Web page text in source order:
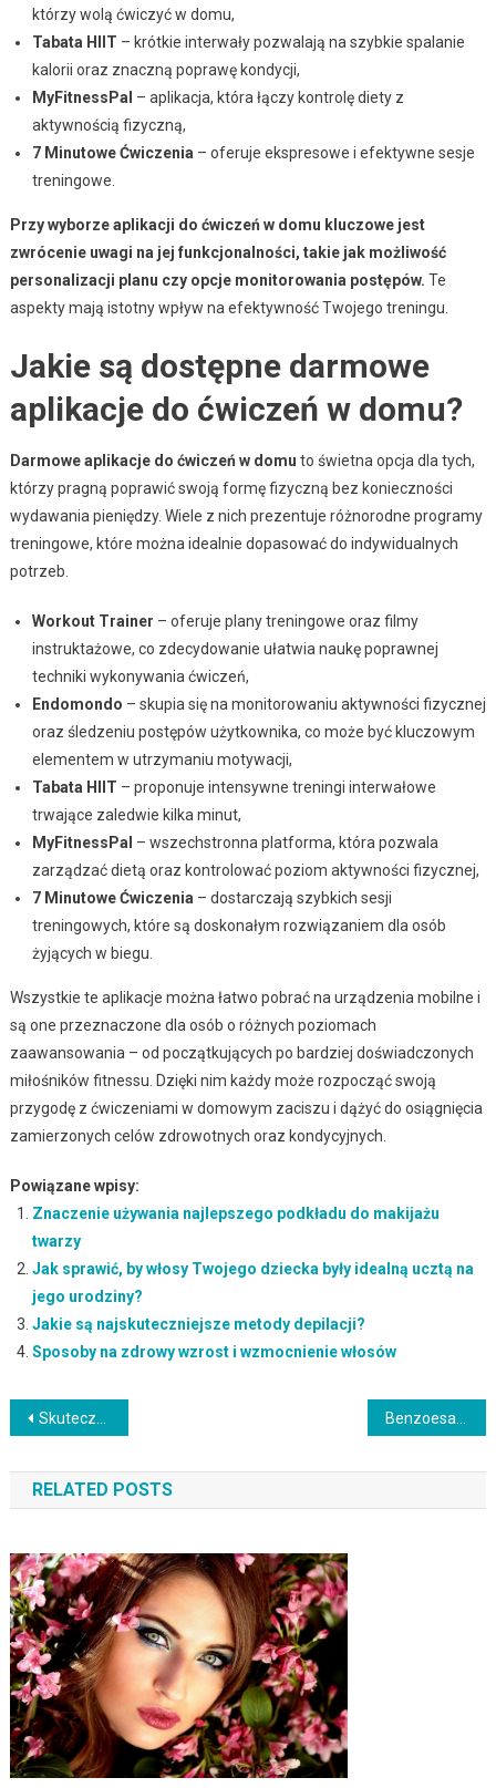
którzy wolą ćwiczyć w domu,
Tabata HIIT – krótkie interwały pozwalają na szybkie spalanie
kalorii oraz znaczną poprawę kondycji,
MyFitnessPal – aplikacja, która łączy kontrolę diety z
aktywnością fizyczną,
7 Minutowe Ćwiczenia – oferuje ekspresowe i efektywne sesje
treningowe.
Przy wyborze aplikacji do ćwiczeń w domu kluczowe jest
zwrócenie uwagi na jej funkcjonalności, takie jak możliwość
personalizacji planu czy opcje monitorowania postępów. Te
aspekty mają istotny wpływ na efektywność Twojego treningu.
Jakie są dostępne darmowe
aplikacje do ćwiczeń w domu?
Darmowe aplikacje do ćwiczeń w domu to świetna opcja dla tych,
którzy pragną poprawić swoją formę fizyczną bez konieczności
wydawania pieniędzy. Wiele z nich prezentuje różnorodne programy
treningowe, które można idealnie dopasować do indywidualnych
potrzeb.
Workout Trainer – oferuje plany treningowe oraz filmy
instruktażowe, co zdecydowanie ułatwia naukę poprawnej
techniki wykonywania ćwiczeń,
Endomondo – skupia się na monitorowaniu aktywności fizycznej
oraz śledzeniu postępów użytkownika, co może być kluczowym
elementem w utrzymaniu motywacji,
Tabata HIIT – proponuje intensywne treningi interwałowe
trwające zaledwie kilka minut,
MyFitnessPal – wszechstronna platforma, która pozwala
zarządzać dietą oraz kontrolować poziom aktywności fizycznej,
7 Minutowe Ćwiczenia – dostarczają szybkich sesji
treningowych, które są doskonałym rozwiązaniem dla osób
żyjących w biegu.
Wszystkie te aplikacje można łatwo pobrać na urządzenia mobilne i
są one przeznaczone dla osób o różnych poziomach
zaawansowania – od początkujących po bardziej doświadczonych
miłośników fitnessu. Dzięki nim każdy może rozpocząć swoją
przygodę z ćwiczeniami w domowym zaciszu i dążyć do osiągnięcia
zamierzonych celów zdrowotnych oraz kondycyjnych.
Powiązane wpisy:
Znaczenie używania najlepszego podkładu do makijażu
twarzy
Jak sprawić, by włosy Twojego dziecka były idealną ucztą na
jego urodziny?
Jakie są najskuteczniejsze metody depilacji?
Sposoby na zdrowy wzrost i wzmocnienie włosów
Nawigacja
wpisu
Skuteczne sposoby na pielęgnację tłustej cery w domu
RELATED POSTS